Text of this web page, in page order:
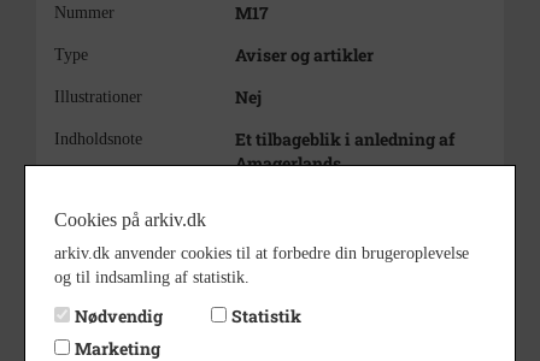
Nummer M17
Type Aviser og artikler
Illustrationer Nej
Indholdsnote
Et tilbageblik i anledning af
Amagerlands
Cookies på arkiv.dk
arkiv.dk anvender cookies til at forbedre din brugeroplevelse
og til indsamling af statistik.
Nødvendig
Statistik
Marketing